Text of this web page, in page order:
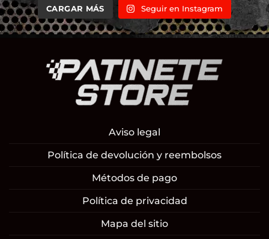
CARGAR MÁS Seguir en Instagram
Aviso legal
Política de devolución y reembolsos
Métodos de pago
Política de privacidad
Mapa del sitio